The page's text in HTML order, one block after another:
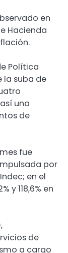
en
Hacienda
Política
la suba de
una
de
fue
por
en el
y 118,6% en
de
a cargo